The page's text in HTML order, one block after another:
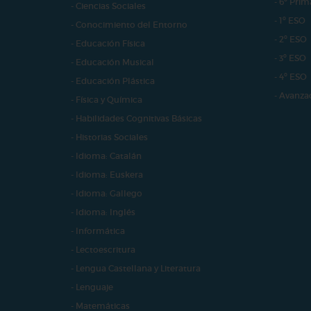
- Ciencias Sociales
- Conocimiento del Entorno
- Educación Física
- Educación Musical
- Educación Plástica
- Física y Química
- Habilidades Cognitivas Básicas
- Historias Sociales
- Idioma: Catalán
- Idioma: Euskera
- Idioma: Gallego
- Idioma: Inglés
- Informática
- Lectoescritura
- Lengua Castellana y Literatura
- Lenguaje
- Matemáticas
- 1º ESO
- 2º ESO
- 3º ESO
- 4º ESO
-